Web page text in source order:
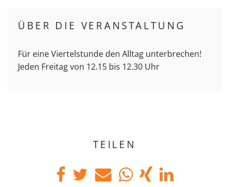
ÜBER DIE VERANSTALTUNG
Für eine Viertelstunde den Alltag unterbrechen!
Jeden Freitag von 12.15 bis 12.30 Uhr
TEILEN